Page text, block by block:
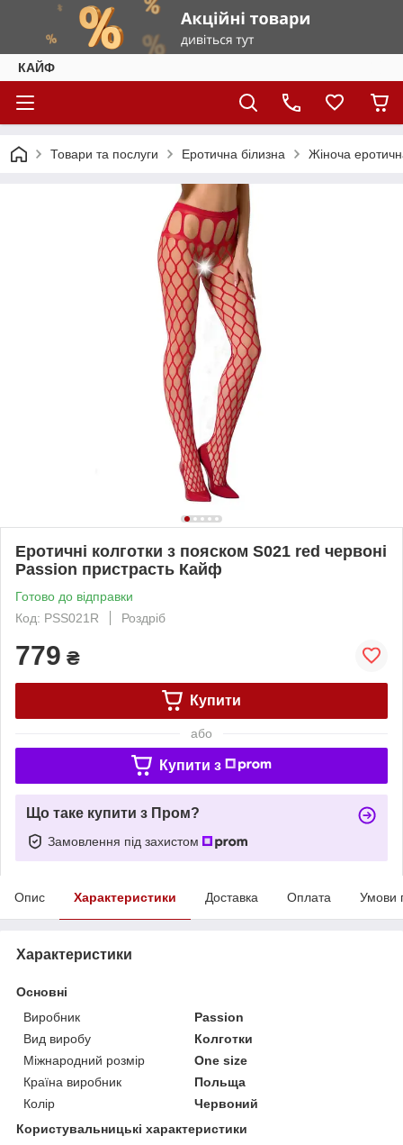
КАЙФ
Товари та послуги Еротична білизна Жіноча
Еротичні колготки з пояском S021 red червоні
Passion пристрасть Кайф
Готово до відправки
Код: PSS021R
Роздріб
779 ₴
Купити
або
Купити з
Що таке купити з Пром?
Замовлення під захистом
Опис Характеристики Доставка Оплата Умови
Характеристики
Основні
Виробник
Passion
Вид виробу
Колготки
Міжнародний розмір
One size
Країна виробник
Польща
Колір
Червоний
Користувальницькі характеристики